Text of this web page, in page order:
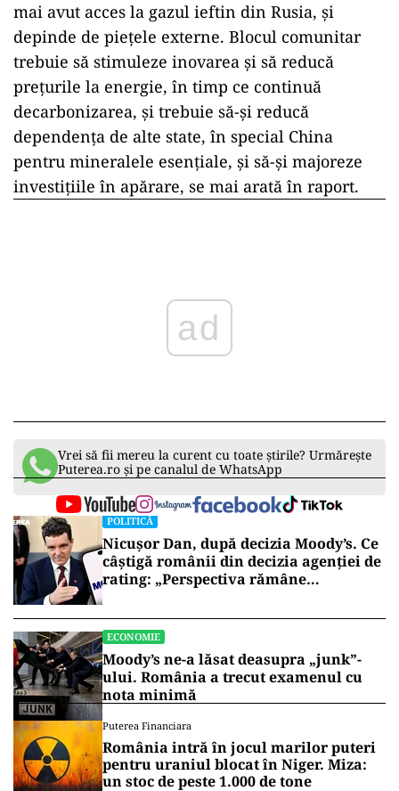
mai avut acces la gazul ieftin din Rusia, şi
depinde de pieţele externe. Blocul comunitar
trebuie să stimuleze inovarea şi să reducă
preţurile la energie, în timp ce continuă
decarbonizarea, şi trebuie să-şi reducă
dependenţa de alte state, în special China
pentru mineralele esenţiale, şi să-şi majoreze
investiţiile în apărare, se mai arată în raport.
ad
Vrei să fii mereu la curent cu toate știrile? Urmărește
Puterea.ro și pe canalul de WhatsApp
POLITICĂ
Nicușor Dan, după decizia Moody’s. Ce
câștigă românii din decizia agenției de
rating: „Perspectiva rămâne
ECONOMIE
Moody’s ne-a lăsat deasupra „junk”-
ului. România a trecut examenul cu
nota minimă
Puterea Financiara
România intră în jocul marilor puteri
pentru uraniul blocat în Niger. Miza:
un stoc de peste 1.000 de tone